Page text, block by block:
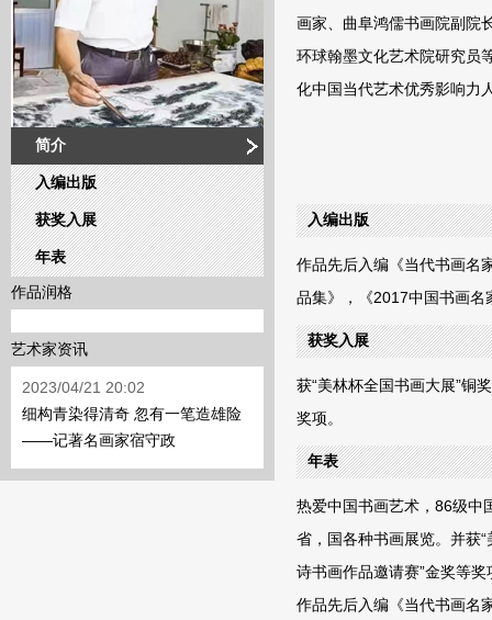
简介
入编出版
获奖入展
年表
作品润格
艺术家资讯
2023/04/21 20:02
细构青染得清奇 忽有一笔造雄险
——记著名画家宿守政
画家、曲阜鸿儒书画院副院
环球翰墨文化艺术院研究员
化中国当代艺术优秀影响力
入编出版
作品先后入编《当代书画名
品集》，《2017中国书画名
获奖入展
获“美林杯全国书画大展”铜
奖项。
年表
热爱中国书画艺术，86级中
省，国各种书画展览。并获
诗书画作品邀请赛”金奖等
作品先后入编《当代书画名